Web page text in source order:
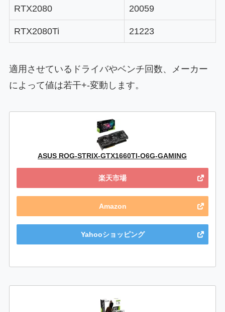
RTX2080 20059
RTX2080Ti 21223
適用させているドライバやベンチ回数、メーカー
によって値は若干+-変動します。
ASUS ROG-STRIX-GTX1660TI-O6G-GAMING
楽天市場
Amazon
Yahooショッピング